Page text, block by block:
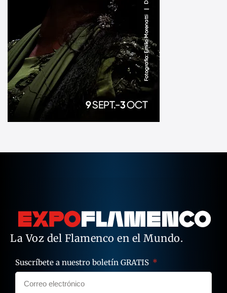
La Voz del Flamenco en el Mundo.
Suscríbete a nuestro boletín GRATIS